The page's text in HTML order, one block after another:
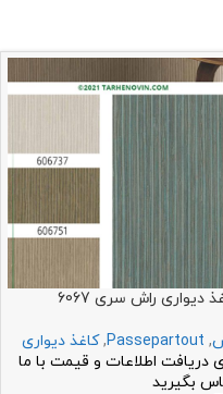
دیواری راش سری 6067
,
Passepartout
, کاغذ دیواری
دریافت اطلاعات و قیمت با ما
بگیرید